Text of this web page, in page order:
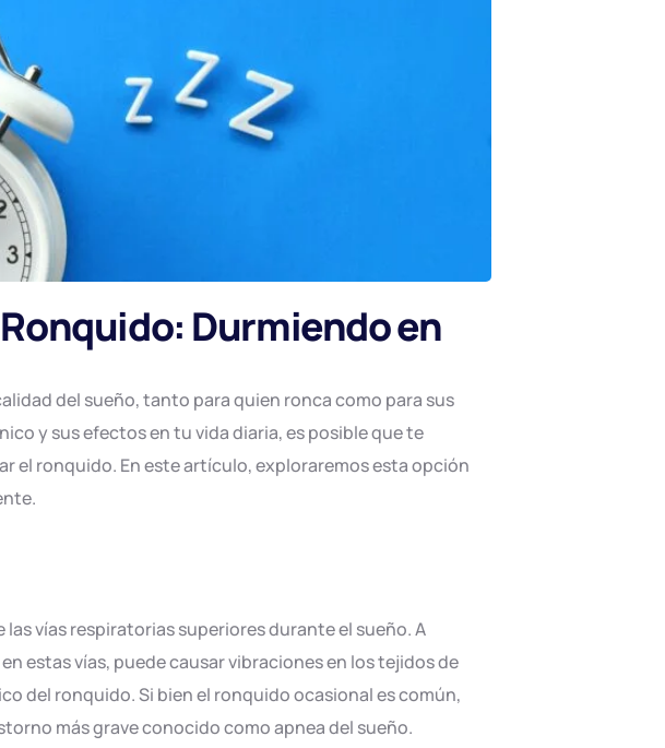
Durmiendo en
del sueño, tanto para quien ronca como para sus
y sus efectos en tu vida diaria, es posible que te
el ronquido. En este artículo, exploraremos esta opción
vías respiratorias superiores durante el sueño. A
estas vías, puede causar vibraciones en los tejidos de
del ronquido. Si bien el ronquido ocasional es común,
más grave conocido como apnea del sueño.